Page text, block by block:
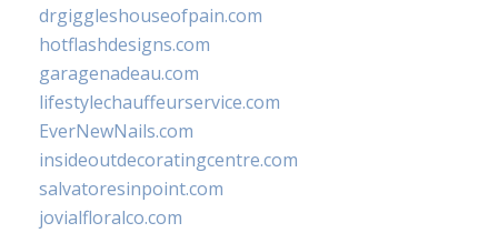
drgiggleshouseofpain.com
hotflashdesigns.com
garagenadeau.com
lifestylechauffeurservice.com
EverNewNails.com
insideoutdecoratingcentre.com
salvatoresinpoint.com
jovialfloralco.com